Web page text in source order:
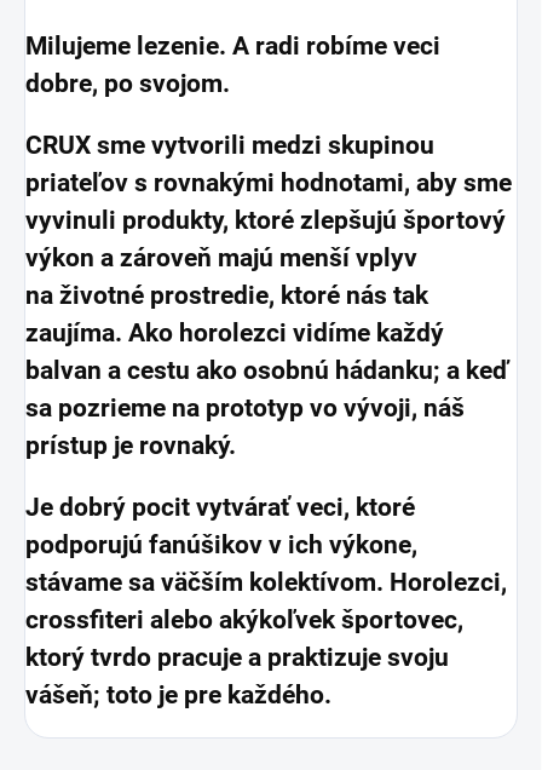
Milujeme lezenie. A radi robíme veci
dobre, po svojom.
CRUX sme vytvorili medzi skupinou
priateľov s rovnakými hodnotami, aby sme
vyvinuli produkty, ktoré zlepšujú športový
výkon a zároveň majú menší vplyv
na životné prostredie, ktoré nás tak
zaujíma. Ako horolezci vidíme každý
balvan a cestu ako osobnú hádanku; a keď
sa pozrieme na prototyp vo vývoji, náš
prístup je rovnaký.
Je dobrý pocit vytvárať veci, ktoré
podporujú fanúšikov v ich výkone,
stávame sa väčším kolektívom. Horolezci,
crossfiteri alebo akýkoľvek športovec,
ktorý tvrdo pracuje a praktizuje svoju
vášeň; toto je pre každého.